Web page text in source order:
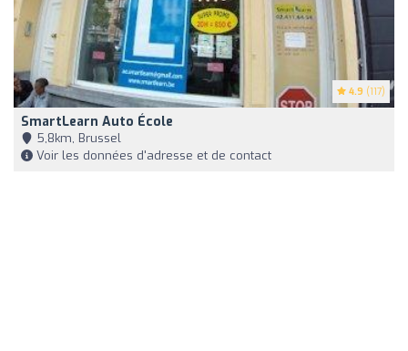
4.9 (117)
SmartLearn Auto École
5,8km, Brussel
Voir les données d'adresse et de contact